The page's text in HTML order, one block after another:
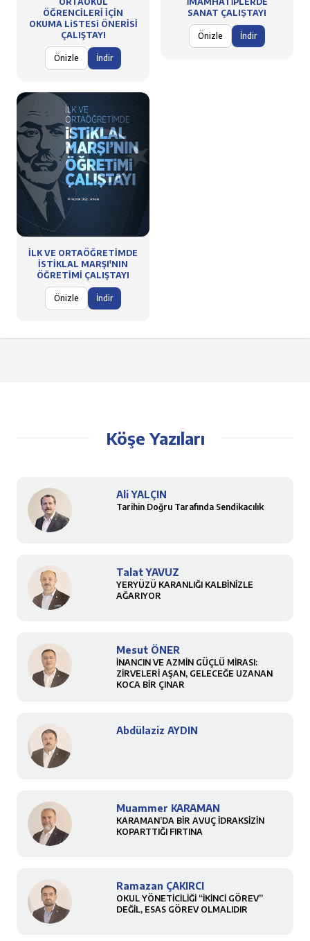
ÖĞRENCİLERİ İÇİN
OKUMA LiSTESi ÖNERİSİ
ÇALIŞTAYI
Önizle İndir
SANAT ÇALIŞTAYI
Önizle İndir
İLK VE ORTAÖĞRETİMDE
İSTİKLAL MARŞI'NIN
ÖĞRETİMİ ÇALIŞTAYI
Önizle İndir
Köşe Yazıları
Ali YALÇIN
Tarihin Doğru Tarafında Sendikacılık
Talat YAVUZ
YERYÜZÜ KARANLIĞI KALBİNİZLE
AĞARIYOR
Mesut ÖNER
İNANCIN VE AZMİN GÜÇLÜ MİRASI:
ZİRVELERİ AŞAN, GELECEĞE UZANAN
KOCA BİR ÇINAR
Abdülaziz AYDIN
Muammer KARAMAN
KARAMAN’DA BİR AVUÇ İDRAKSİZİN
KOPARTTIĞI FIRTINA
Ramazan ÇAKIRCI
OKUL YÖNETİCİLİĞİ “İKİNCİ GÖREV”
DEĞİL, ESAS GÖREV OLMALIDIR